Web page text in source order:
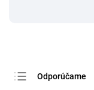
Odporúčame